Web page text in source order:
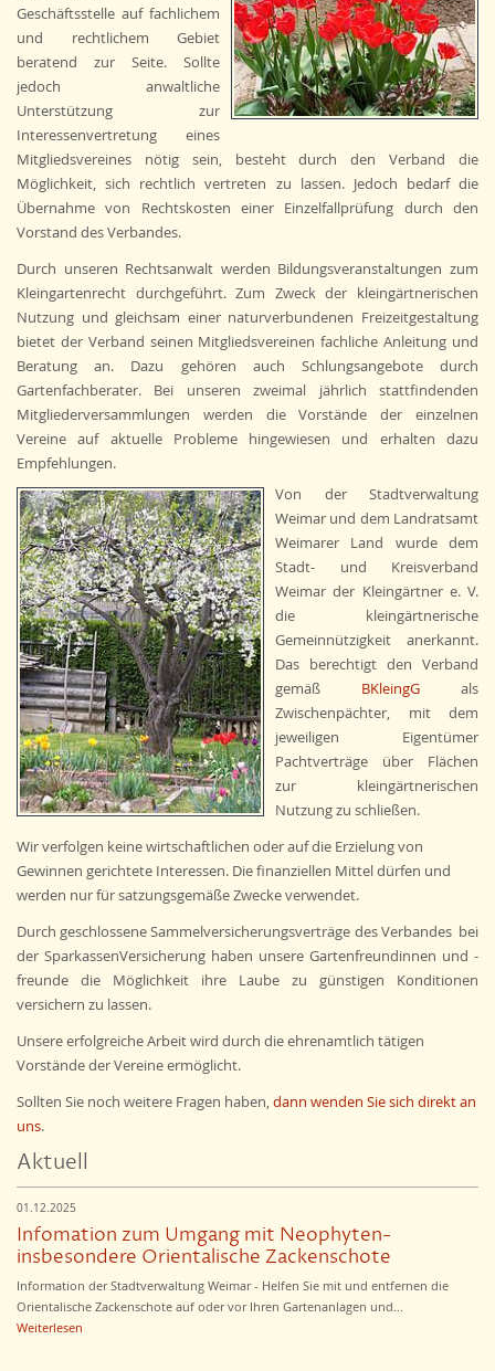
Geschäftsstelle auf fachlichem
und rechtlichem Gebiet
beratend zur Seite. Sollte
jedoch anwaltliche
Unterstützung zur
Interessenvertretung eines
Mitgliedsvereines nötig sein, besteht durch den Verband die
Möglichkeit, sich rechtlich vertreten zu lassen. Jedoch bedarf die
Übernahme von Rechtskosten einer Einzelfallprüfung durch den
Vorstand des Verbandes.
Durch unseren Rechtsanwalt werden Bildungsveranstaltungen zum
Kleingartenrecht durchgeführt. Zum Zweck der kleingärtnerischen
Nutzung und gleichsam einer naturverbundenen Freizeitgestaltung
bietet der Verband seinen Mitgliedsvereinen fachliche Anleitung und
Beratung an. Dazu gehören auch Schlungsangebote durch
Gartenfachberater. Bei unseren zweimal jährlich stattfindenden
Mitgliederversammlungen werden die Vorstände der einzelnen
Vereine auf aktuelle Probleme hingewiesen und erhalten dazu
Empfehlungen.
Von der Stadtverwaltung
Weimar und dem Landratsamt
Weimarer Land wurde dem
Stadt- und Kreisverband
Weimar der Kleingärtner e. V.
die kleingärtnerische
Gemeinnützigkeit anerkannt.
Das berechtigt den Verband
gemäß BKleingG als
Zwischenpächter, mit dem
jeweiligen Eigentümer
Pachtverträge über Flächen
zur kleingärtnerischen
Nutzung zu schließen.
Wir verfolgen keine wirtschaftlichen oder auf die Erzielung von
Gewinnen gerichtete Interessen. Die finanziellen Mittel dürfen und
werden nur für satzungsgemäße Zwecke verwendet.
Durch geschlossene Sammelversicherungsverträge des Verbandes bei
der SparkassenVersicherung haben unsere Gartenfreundinnen und -
freunde die Möglichkeit ihre Laube zu günstigen Konditionen
versichern zu lassen.
Unsere erfolgreiche Arbeit wird durch die ehrenamtlich tätigen
Vorstände der Vereine ermöglicht.
Sollten Sie noch weitere Fragen haben,dann wenden Sie sich direkt an
uns.
Aktuell
01.12.2025
Infomation zum Umgang mit Neophyten-
insbesondere Orientalische Zackenschote
Information der Stadtverwaltung Weimar - Helfen Sie mit und entfernen die
Orientalische Zackenschote auf oder vor Ihren Gartenanlagen und...
Weiterlesen